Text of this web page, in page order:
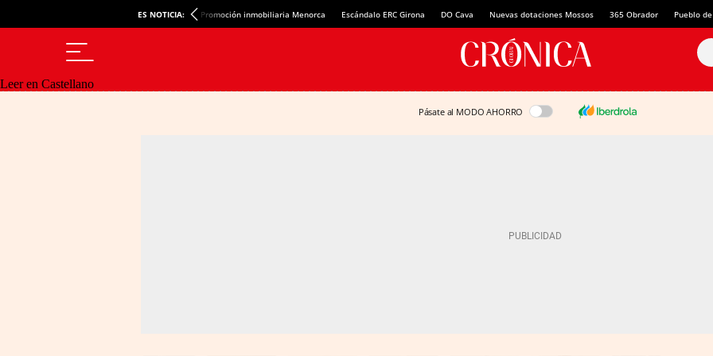
ES NOTICIA: Promoción inmobiliaria Menorca Escándalo ERC Girona DO Cava Nuevas dotaciones Mossos 365 Obrador Pueblo
Leer en Castellano
Pásate al MODO AHORRO